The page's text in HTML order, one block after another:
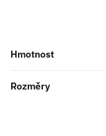
Hmotnost
Rozměry